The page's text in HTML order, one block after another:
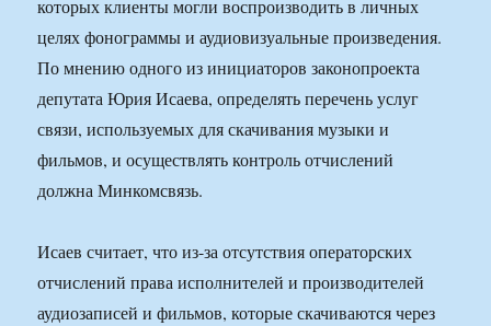
которых клиенты могли воспроизводить в личных
целях фонограммы и аудиовизуальные произведения.
По мнению одного из инициаторов законопроекта
депутата Юрия Исаева, определять перечень услуг
связи, используемых для скачивания музыки и
фильмов, и осуществлять контроль отчислений
должна Минкомсвязь.
Исаев считает, что из-за отсутствия операторских
отчислений права исполнителей и производителей
аудиозаписей и фильмов, которые скачиваются через